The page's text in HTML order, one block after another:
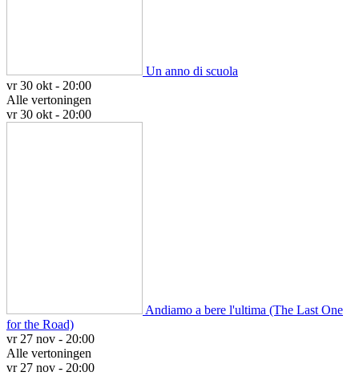
Un anno di scuola
vr 30 okt - 20:00
Alle vertoningen
vr 30 okt - 20:00
Andiamo a bere l'ultima (The Last One
for the Road)
vr 27 nov - 20:00
Alle vertoningen
vr 27 nov - 20:00